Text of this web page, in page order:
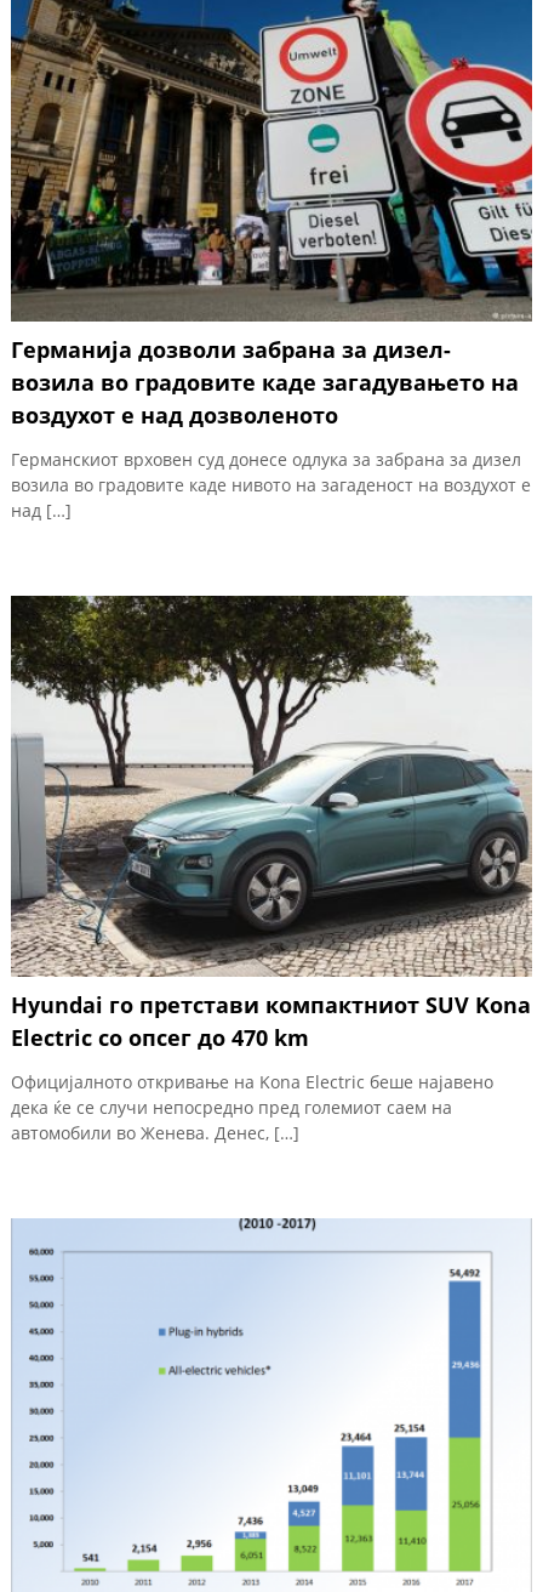
Германија дозволи забрана за дизел-
возила во градовите каде загадувањето на
воздухот е над дозволеното
Германскиот врховен суд донесе одлука за забрана за дизел
возила во градовите каде нивото на загаденост на воздухот е
над […]
Hyundai го претстави компактниот SUV Kona
Electric со опсег до 470 km
Официјалното откривање на Kona Electric беше најавено
дека ќе се случи непосредно пред големиот саем на
автомобили во Женева. Денес, […]